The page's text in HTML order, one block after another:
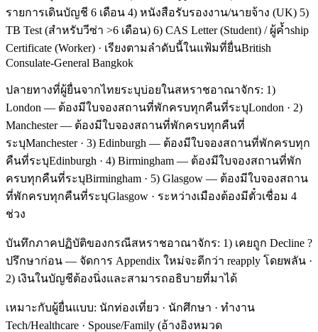
รายการเดินบัญชี 6 เดือน 4) หนังสือรับรองงาน/นายจ้าง (UK) 5)
TB Test (สำหรับวีซ่า >6 เดือน) 6) CAS Letter (Student) / ผู้ค้ำship
Certificate (Worker) · เรียงตามลำดับนี้ในแฟ้มที่ยื่นBritish
Consulate-General Bangkok
ปลายทางที่ผู้ยื่นจากไทยระบุบ่อยในสหราชอาณาจักร: 1)
London — ต้องมีใบจองสถานที่พักครบทุกคืนที่ระบุLondon · 2)
Manchester — ต้องมีใบจองสถานที่พักครบทุกคืนที่
ระบุManchester · 3) Edinburgh — ต้องมีใบจองสถานที่พักครบทุก
คืนที่ระบุEdinburgh · 4) Birmingham — ต้องมีใบจองสถานที่พัก
ครบทุกคืนที่ระบุBirmingham · 5) Glasgow — ต้องมีใบจองสถาน
ที่พักครบทุกคืนที่ระบุGlasgow · ระหว่างเมืองต้องมีตั๋วเชื่อม 4
ช่วง
บันทึกภาคปฏิบัติของกรณีสหราชอาณาจักร: 1) เคยถูก Decline ?
ปรึกษาก่อน — จัดการ Appendix ใหม่จะดีกว่า reapply โดยพลัน ·
2) เงินในบัญชีต้องนิ่งและสามารถอธิบายที่มาได้
เหมาะกับผู้ยื่นแบบ: นักท่องเที่ยว · นักศึกษา · ทำงาน
Tech/Healthcare · Spouse/Family (อ้างอิงหมวด